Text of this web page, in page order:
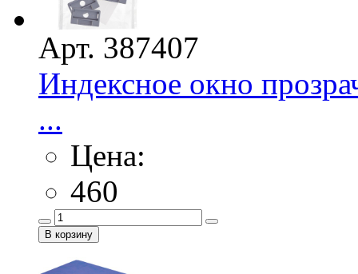
Арт. 387407
Индексное окно
...
Цена:
460